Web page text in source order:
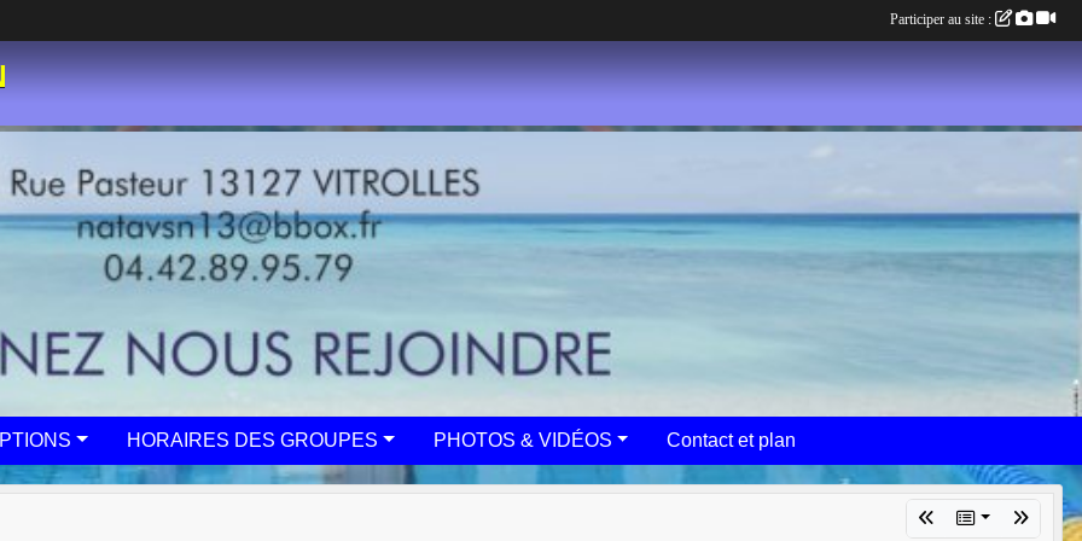
HORAIRES DES GROUPES PHOTOS & VIDÉOS Contact et plan
Participer au site :